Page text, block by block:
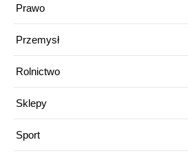
Prawo
Przemysł
Rolnictwo
Sklepy
Sport